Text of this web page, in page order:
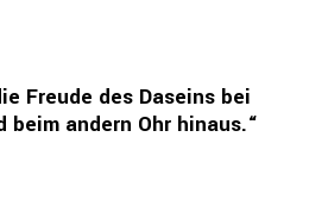
Freude des Daseins bei
beim andern Ohr hinaus.“